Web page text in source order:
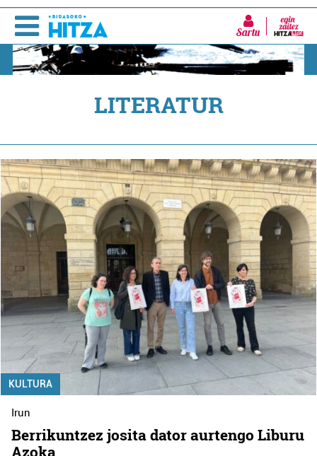
Sartu
LITERATUR
KULTURA
Irun
Berrikuntzez josita dator aurtengo Liburu
Azoka